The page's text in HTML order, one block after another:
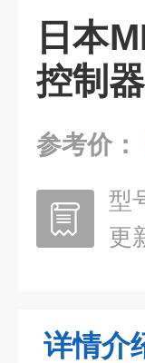
日本
控制器
参考价：
型
更
详情介